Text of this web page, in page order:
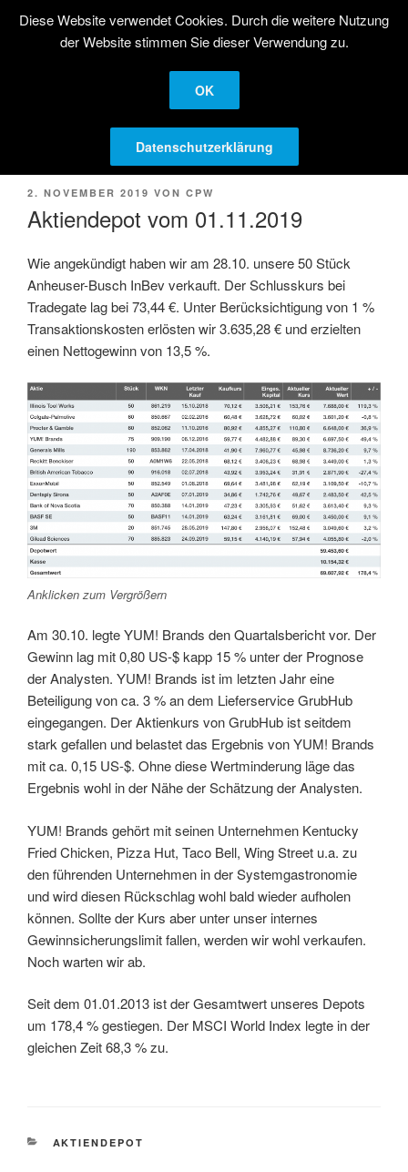
InhaltSTRATEGISCHE
AKTIENANLAGE
Langfristige Kapitalanlage in Aktien
Menü
VERÖFFENTLICHT
2. NOVEMBER 2019 VON CPW
Aktiendepot vom 01.11.2019
Wie angekündigt haben wir am 28.10. unsere 50 Stück
Anheuser-Busch InBev verkauft. Der Schlusskurs bei
Tradegate lag bei 73,44 €. Unter Berücksichtigung von 1 %
Transaktionskosten erlösten wir 3.635,28 € und erzielten
einen Nettogewinn von 13,5 %.
Anklicken zum Vergrößern
Am 30.10. legte YUM! Brands den Quartalsbericht vor. Der
Gewinn lag mit 0,80 US-$ kapp 15 % unter der Prognose
der Analysten. YUM! Brands ist im letzten Jahr eine
Beteiligung von ca. 3 % an dem Lieferservice GrubHub
eingegangen. Der Aktienkurs von GrubHub ist seitdem
stark gefallen und belastet das Ergebnis von YUM! Brands
mit ca. 0,15 US-$. Ohne diese Wertminderung läge das
Ergebnis wohl in der Nähe der Schätzung der Analysten.
YUM! Brands gehört mit seinen Unternehmen Kentucky
Fried Chicken, Pizza Hut, Taco Bell, Wing Street u.a. zu
den führenden Unternehmen in der Systemgastronomie
und wird diesen Rückschlag wohl bald wieder aufholen
können. Sollte der Kurs aber unter unser internes
Gewinnsicherungslimit fallen, werden wir wohl verkaufen.
Noch warten wir ab.
Seit dem 01.01.2013 ist der Gesamtwert unseres Depots
um 178,4 % gestiegen. Der MSCI World Index legte in der
gleichen Zeit 68,3 % zu.
KATEGORIEN
AKTIENDEPOT
Diese Website verwendet Cookies. Durch die weitere Nutzung
der Website stimmen Sie dieser Verwendung zu.
OK
Datenschutzerklärung